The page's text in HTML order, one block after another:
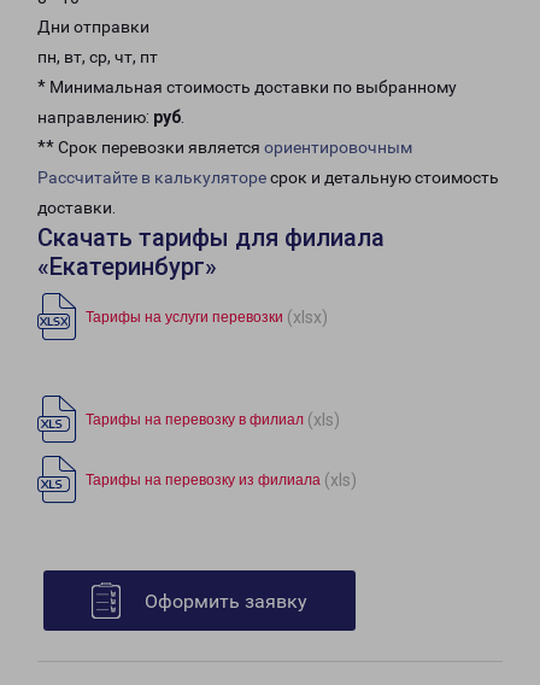
Дни отправки
пн, вт, ср, чт, пт
* Минимальная стоимость доставки по выбранному
направлению: руб.
** Срок перевозки является ориентировочным
Рассчитайте в калькуляторесрок и детальную стоимость
доставки.
Скачать тарифы для филиала
«Екатеринбург»
Тарифы на услуги перевозки (xlsx)
Тарифы на перевозку в филиал (xls)
Тарифы на перевозку из филиала (xls)
Оформить заявку